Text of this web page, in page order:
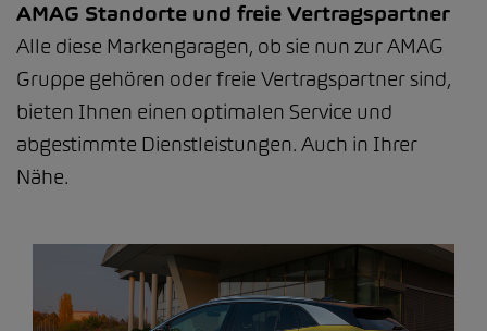
AMAG Standorte und freie Vertragspartner
Alle diese Markengaragen, ob sie nun zur AMAG
Gruppe gehören oder freie Vertragspartner sind,
bieten Ihnen einen optimalen Service und
abgestimmte Dienstleistungen. Auch in Ihrer
Nähe.